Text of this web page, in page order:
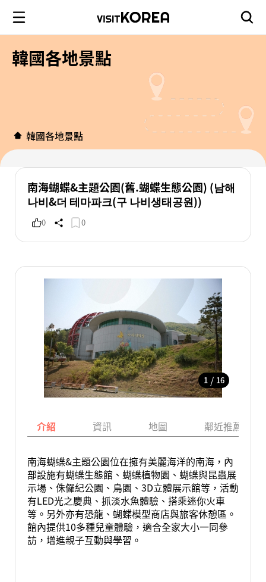
韓國各地景點
韓國各地景點
南海蝴蝶&主題公園(舊.蝴蝶生態公園) (남해
나비&더 테마파크(구 나비생태공원))
0 0
1 / 16
介紹 資訊 地圖 鄰近推薦景點
南海蝴蝶&主題公園位在擁有美麗海洋的南海，內
部設施有蝴蝶生態館、蝴蝶植物園、蝴蝶與昆蟲展
示場、侏儸紀公園、鳥園、3D立體展示館等，活動
有LED光之慶典、抓淡水魚體驗、搭乘迷你火車
等。另外亦有恐龍、蝴蝶模型商店與旅客休憩區。
館內提供10多種兒童體驗，適合全家大小一同參
訪，增進親子互動與學習。